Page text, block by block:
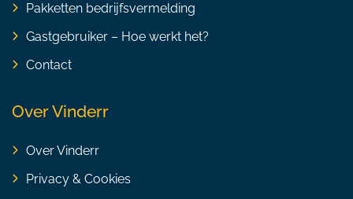
Pakketten bedrijfsvermelding
Gastgebruiker – Hoe werkt het?
Contact
Over Vinderr
Over Vinderr
Privacy & Cookies